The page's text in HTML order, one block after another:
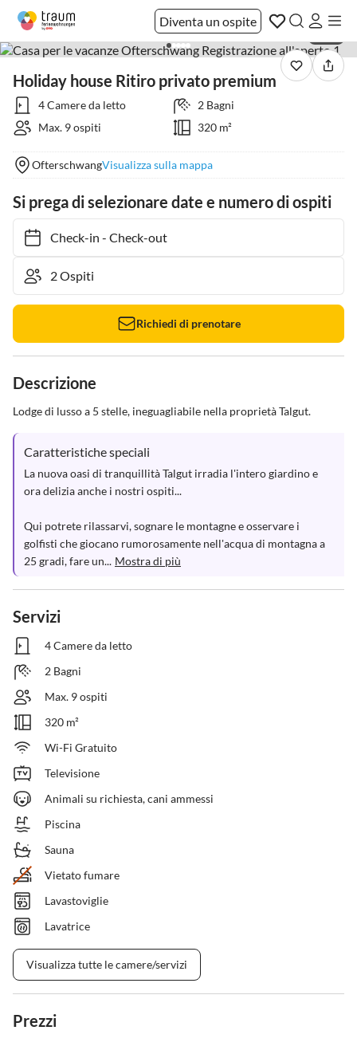
Diventa un ospite
Holiday house Ritiro privato premium
4 Camere da letto
2 Bagni
Max. 9 ospiti
320 m²
OfterschwangVisualizza sulla mappa
Si prega di selezionare date e numero di ospiti
Check-in- Check-out
Richiedi di prenotare
Descrizione
Lodge di lusso a 5 stelle, ineguagliabile nella proprietà Talgut.
Caratteristiche speciali
La nuova oasi di tranquillità Talgut irradia l'intero giardino e
ora delizia anche i nostri ospiti...
Qui potrete rilassarvi, sognare le montagne e osservare i
golfisti che giocano rumorosamente nell'acqua di montagna a
25 gradi, fare un... Mostra di più
Servizi
4 Camere da letto
2 Bagni
Max. 9 ospiti
320 m²
Wi-Fi Gratuito
Televisione
Animali su richiesta, cani ammessi
Piscina
Sauna
Vietato fumare
Lavastoviglie
Lavatrice
Visualizza tutte le camere/servizi
Prezzi